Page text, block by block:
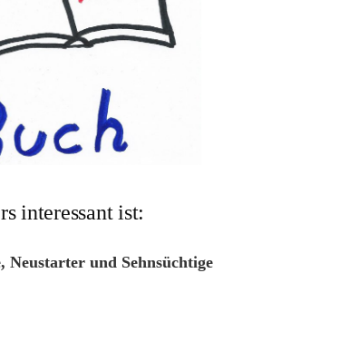
interessant ist:
Neustarter und Sehnsüchtige